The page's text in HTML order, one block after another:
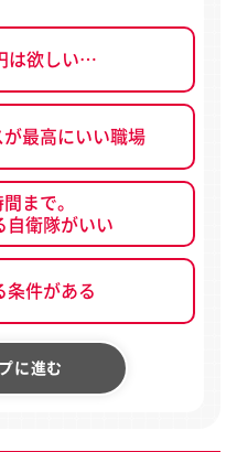
は欲しい…
最高にいい職場
まで。
自衛隊がいい
条件がある
に進む